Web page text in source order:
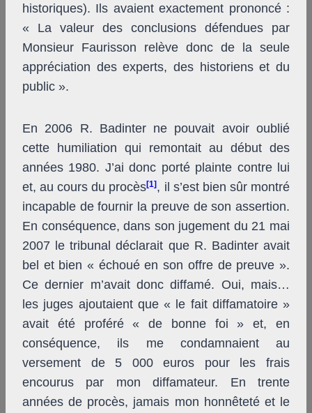
historiques). Ils avaient exactement prononcé :
« La valeur des conclusions défendues par
Monsieur Faurisson relève donc de la seule
appréciation des experts, des historiens et du
public ».
En 2006 R. Badinter ne pouvait avoir oublié
cette humiliation qui remontait au début des
années 1980. J’ai donc porté plainte contre lui
et, au cours du procès[1] , il s’est bien sûr montré
incapable de fournir la preuve de son assertion.
En conséquence, dans son jugement du 21 mai
2007 le tribunal déclarait que R. Badinter avait
bel et bien « échoué en son offre de preuve ».
Ce dernier m’avait donc diffamé. Oui, mais…
les juges ajoutaient que « le fait diffamatoire »
avait été proféré « de bonne foi » et, en
conséquence, ils me condamnaient au
versement de 5 000 euros pour les frais
encourus par mon diffamateur. En trente
années de procès, jamais mon honnêteté et le